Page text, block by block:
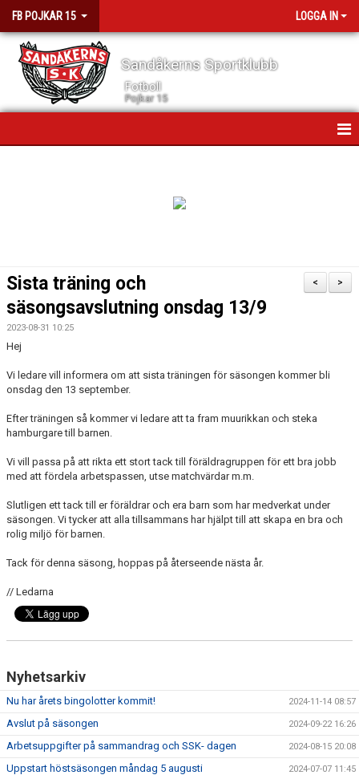
FB POJKAR 15 LOGGA IN
Sandåkerns Sportklubb
Fotboll
Pojkar 15
TRUPPEN
KONTAKT
DOKUMENT
ANMÄLAN TILL FOTBOLL POJKAR FÖDDA 2015
>
<
Sista träning och
säsongsavslutning onsdag 13/9
2023-08-31 10:25
Hej
Vi ledare vill informera om att sista träningen för säsongen kommer bli
onsdag den 13 september.
Efter träningen så kommer vi ledare att ta fram muurikkan och steka
hamburgare till barnen.
Vi vill passa på att rikta ett stort tack till föräldragruppen för ett bra jobb
med att fördela arbetspassen, utse matchvärdar m.m.
Slutligen ett tack till er föräldrar och era barn som har medverkat under
säsongen. Vi tycker att alla tillsammans har hjälpt till att skapa en bra och
rolig miljö för barnen.
Tack för denna säsong, hoppas på återseende nästa år.
// Ledarna
Nyhetsarkiv
Nu har årets bingolotter kommit! 2024-11-14 08:57
Avslut på säsongen 2024-09-22 16:26
Arbetsuppgifter på sammandrag och SSK- dagen 2024-08-15 20:08
Uppstart höstsäsongen måndag 5 augusti 2024-07-07 11:45